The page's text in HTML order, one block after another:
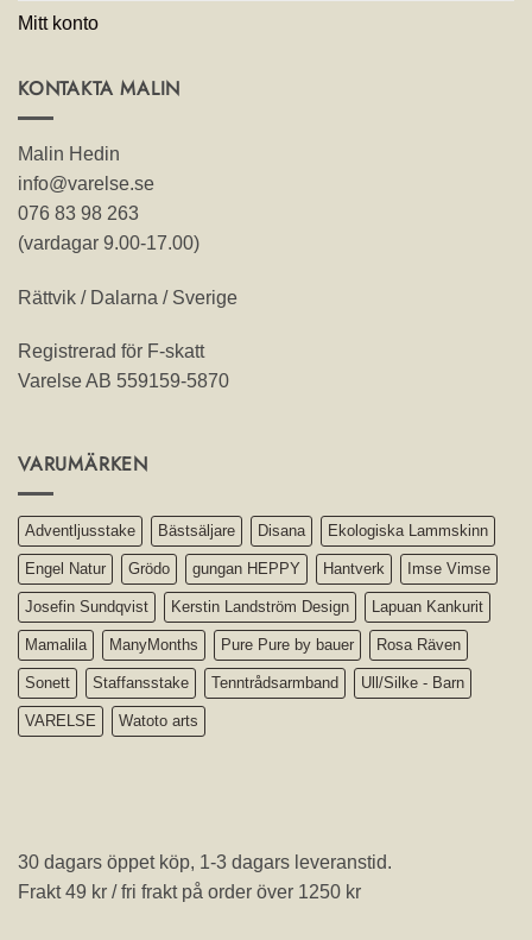
Mitt konto
KONTAKTA MALIN
Malin Hedin
info@varelse.se
076 83 98 263
(vardagar 9.00-17.00)
Rättvik / Dalarna / Sverige
Registrerad för F-skatt
Varelse AB 559159-5870
VARUMÄRKEN
Adventljusstake Bästsäljare Disana Ekologiska Lammskinn
Engel Natur Grödo gungan HEPPY Hantverk Imse Vimse
Josefin Sundqvist Kerstin Landström Design Lapuan Kankurit
Mamalila ManyMonths Pure Pure by bauer Rosa Räven
Sonett Staffansstake Tenntrådsarmband Ull/Silke - Barn
VARELSE Watoto arts
30 dagars öppet köp, 1-3 dagars leveranstid.
Frakt 49 kr / fri frakt på order över 1250 kr